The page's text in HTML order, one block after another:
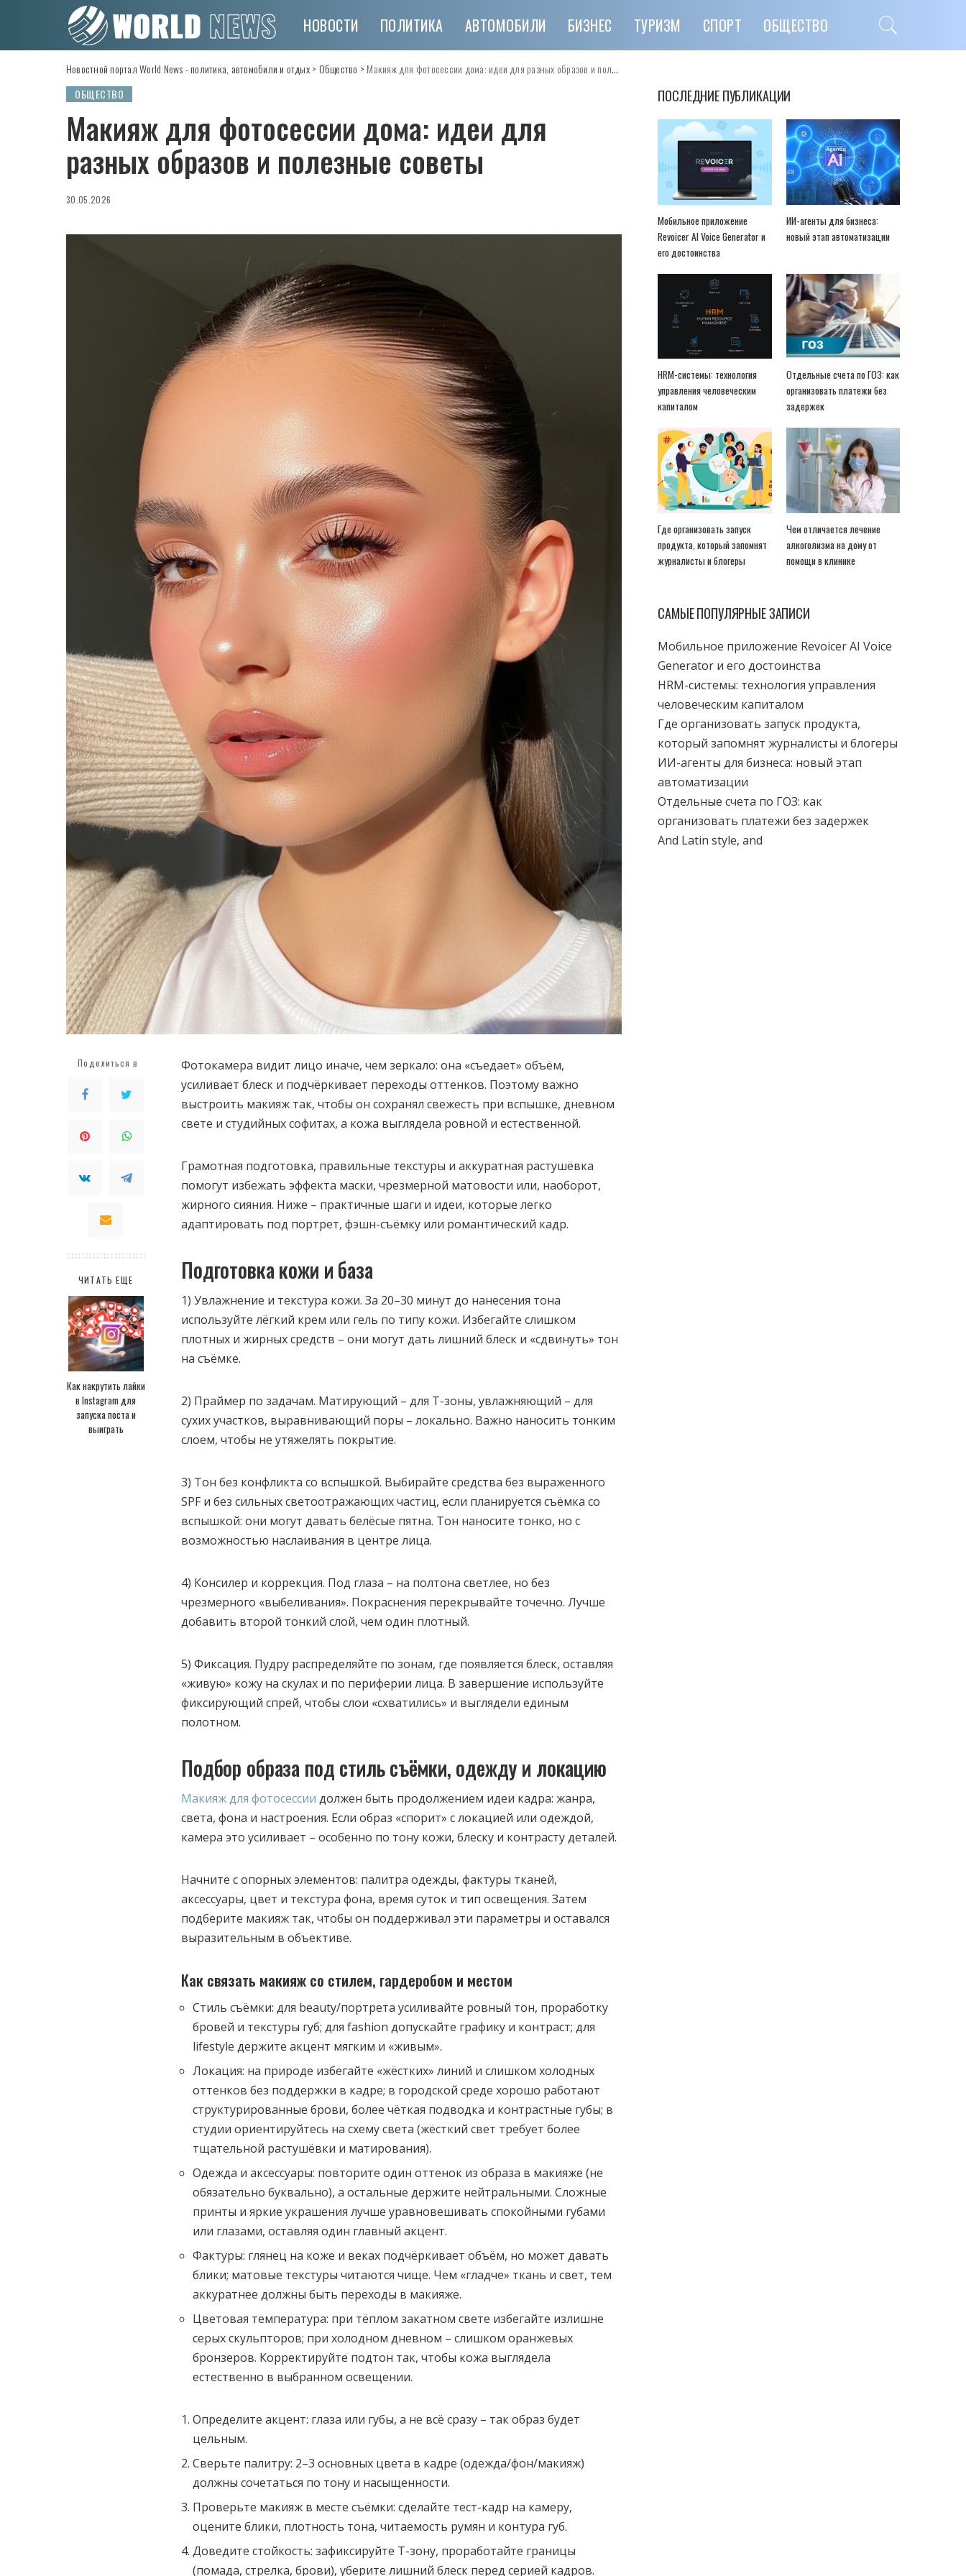
НОВОСТИ ПОЛИТИКА АВТОМОБИЛИ БИЗНЕС ТУРИЗМ СПОРТ ОБЩЕСТВО
Новостной портал World News - политика, автомобили и отдых> Общество > Макияж для фотосессии дома: идеи для разных образов и полезные советы
ОБЩЕСТВО
Макияж для фотосессии дома: идеи для
разных образов и полезные советы
30.05.2026
Поделиться в
ЧИТАТЬ ЕЩЕ
Как накрутить лайки
в Instagram для
запуска поста и
выиграть
Фотокамера видит лицо иначе, чем зеркало: она «съедает» объём,
усиливает блеск и подчёркивает переходы оттенков. Поэтому важно
выстроить макияж так, чтобы он сохранял свежесть при вспышке, дневном
свете и студийных софитах, а кожа выглядела ровной и естественной.
Грамотная подготовка, правильные текстуры и аккуратная растушёвка
помогут избежать эффекта маски, чрезмерной матовости или, наоборот,
жирного сияния. Ниже – практичные шаги и идеи, которые легко
адаптировать под портрет, фэшн-съёмку или романтический кадр.
Подготовка кожи и база
1) Увлажнение и текстура кожи. За 20–30 минут до нанесения тона
используйте лёгкий крем или гель по типу кожи. Избегайте слишком
плотных и жирных средств – они могут дать лишний блеск и «сдвинуть» тон
на съёмке.
2) Праймер по задачам. Матирующий – для Т-зоны, увлажняющий – для
сухих участков, выравнивающий поры – локально. Важно наносить тонким
слоем, чтобы не утяжелять покрытие.
3) Тон без конфликта со вспышкой. Выбирайте средства без выраженного
SPF и без сильных светоотражающих частиц, если планируется съёмка со
вспышкой: они могут давать белёсые пятна. Тон наносите тонко, но с
возможностью наслаивания в центре лица.
4) Консилер и коррекция. Под глаза – на полтона светлее, но без
чрезмерного «выбеливания». Покраснения перекрывайте точечно. Лучше
добавить второй тонкий слой, чем один плотный.
5) Фиксация. Пудру распределяйте по зонам, где появляется блеск, оставляя
«живую» кожу на скулах и по периферии лица. В завершение используйте
фиксирующий спрей, чтобы слои «схватились» и выглядели единым
полотном.
Подбор образа под стиль съёмки, одежду и локацию
Макияж для фотосессии должен быть продолжением идеи кадра: жанра,
света, фона и настроения. Если образ «спорит» с локацией или одеждой,
камера это усиливает – особенно по тону кожи, блеску и контрасту деталей.
Начните с опорных элементов: палитра одежды, фактуры тканей,
аксессуары, цвет и текстура фона, время суток и тип освещения. Затем
подберите макияж так, чтобы он поддерживал эти параметры и оставался
выразительным в объективе.
Как связать макияж со стилем, гардеробом и местом
Стиль съёмки: для beauty/портрета усиливайте ровный тон, проработку
бровей и текстуры губ; для fashion допускайте графику и контраст; для
lifestyle держите акцент мягким и «живым».
Локация: на природе избегайте «жёстких» линий и слишком холодных
оттенков без поддержки в кадре; в городской среде хорошо работают
структурированные брови, более чёткая подводка и контрастные губы; в
студии ориентируйтесь на схему света (жёсткий свет требует более
тщательной растушёвки и матирования).
Одежда и аксессуары: повторите один оттенок из образа в макияже (не
обязательно буквально), а остальные держите нейтральными. Сложные
принты и яркие украшения лучше уравновешивать спокойными губами
или глазами, оставляя один главный акцент.
Фактуры: глянец на коже и веках подчёркивает объём, но может давать
блики; матовые текстуры читаются чище. Чем «гладче» ткань и свет, тем
аккуратнее должны быть переходы в макияже.
Цветовая температура: при тёплом закатном свете избегайте излишне
серых скульпторов; при холодном дневном – слишком оранжевых
бронзеров. Корректируйте подтон так, чтобы кожа выглядела
естественно в выбранном освещении.
Определите акцент: глаза или губы, а не всё сразу – так образ будет
цельным.
Сверьте палитру: 2–3 основных цвета в кадре (одежда/фон/макияж)
должны сочетаться по тону и насыщенности.
Проверьте макияж в месте съёмки: сделайте тест-кадр на камеру,
оцените блики, плотность тона, читаемость румян и контура губ.
Доведите стойкость: зафиксируйте Т-зону, проработайте границы
(помада, стрелка, брови), уберите лишний блеск перед серией кадров.
ПОСЛЕДНИЕ ПУБЛИКАЦИИ
Мобильное приложение
Revoicer AI Voice Generator и
его достоинства
ИИ-агенты для бизнеса:
новый этап автоматизации
HRM-системы: технология
управления человеческим
капиталом
Отдельные счета по ГОЗ: как
организовать платежи без
задержек
Где организовать запуск
продукта, который запомнят
журналисты и блогеры
Чем отличается лечение
алкоголизма на дому от
помощи в клинике
САМЫЕ ПОПУЛЯРНЫЕ ЗАПИСИ
Мобильное приложение Revoicer AI Voice
Generator и его достоинства
HRM-системы: технология управления
человеческим капиталом
Где организовать запуск продукта,
который запомнят журналисты и блогеры
ИИ-агенты для бизнеса: новый этап
автоматизации
Отдельные счета по ГОЗ: как
организовать платежи без задержек
And Latin style, and